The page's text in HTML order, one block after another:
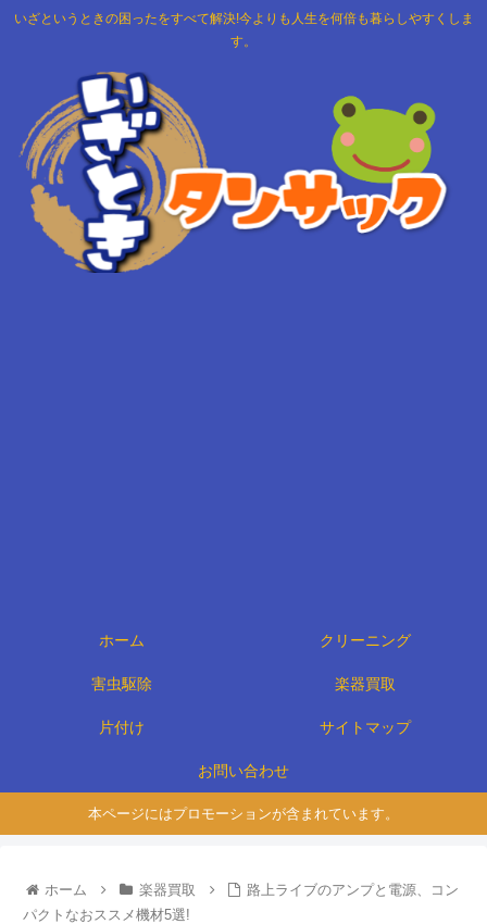
いざというときの困ったをすべて解決!今よりも人生を何倍も暮らしやすくしま
す。
ホーム クリーニング
害虫駆除 楽器買取
片付け サイトマップ
お問い合わせ
本ページにはプロモーションが含まれています。
ホーム 楽器買取
路上ライブのアンプと電源、コン
パクトなおススメ機材5選!